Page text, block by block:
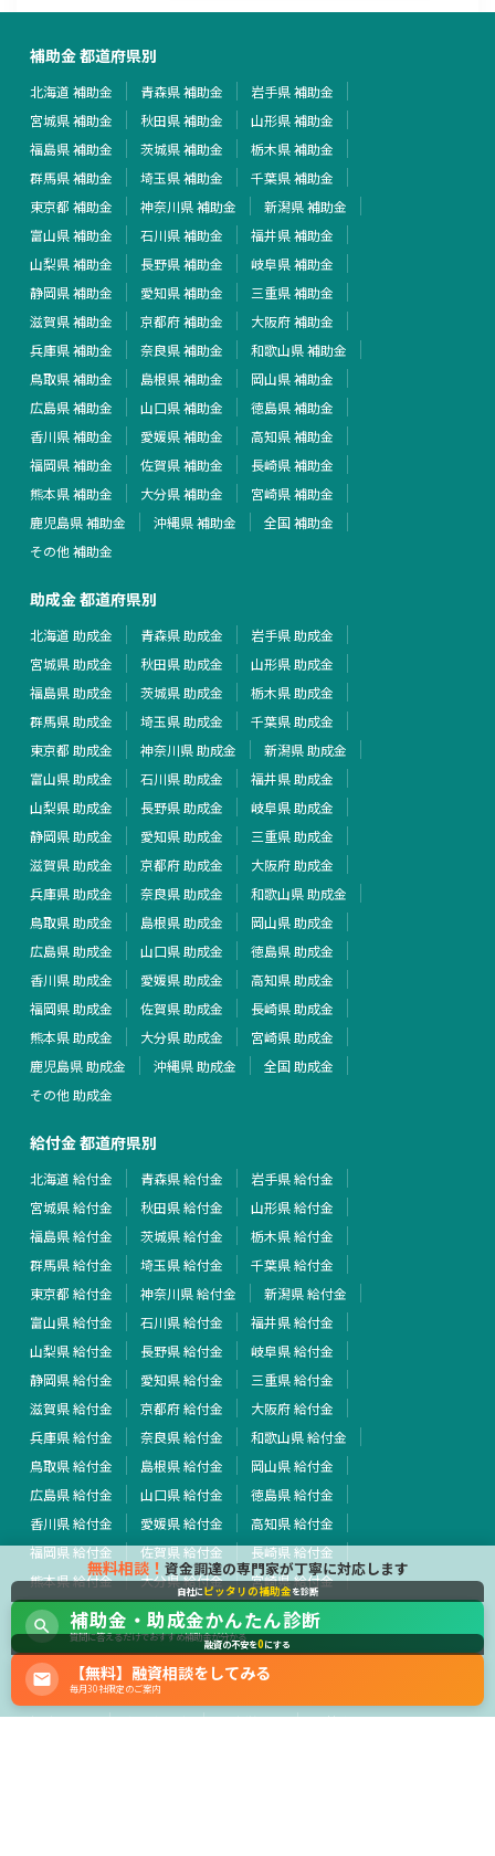
補助金 都道府県別
北海道 補助金 青森県 補助金
岩手県 補助金
宮城県 補助金
秋田県 補助金
山形県 補助金
福島県 補助金
茨城県 補助金
栃木県 補助金
群馬県 補助金
埼玉県 補助金
千葉県 補助金
東京都 補助金
神奈川県 補助金
新潟県 補助金
富山県 補助金
石川県 補助金
福井県 補助金
山梨県 補助金
長野県 補助金
岐阜県 補助金
静岡県 補助金
愛知県 補助金
三重県 補助金
滋賀県 補助金
京都府 補助金
大阪府 補助金
兵庫県 補助金
奈良県 補助金
和歌山県 補助金
鳥取県 補助金
島根県 補助金
岡山県 補助金
広島県 補助金
山口県 補助金
徳島県 補助金
香川県 補助金
愛媛県 補助金
高知県 補助金
福岡県 補助金
佐賀県 補助金
長崎県 補助金
熊本県 補助金
大分県 補助金
宮崎県 補助金
鹿児島県 補助金
沖縄県 補助金
全国 補助金
その他 補助金
助成金 都道府県別
北海道 助成金 青森県 助成金
岩手県 助成金
宮城県 助成金
秋田県 助成金
山形県 助成金
福島県 助成金
茨城県 助成金
栃木県 助成金
群馬県 助成金
埼玉県 助成金
千葉県 助成金
東京都 助成金
神奈川県 助成金
新潟県 助成金
富山県 助成金
石川県 助成金
福井県 助成金
山梨県 助成金
長野県 助成金
岐阜県 助成金
静岡県 助成金
愛知県 助成金
三重県 助成金
滋賀県 助成金
京都府 助成金
大阪府 助成金
兵庫県 助成金
奈良県 助成金
和歌山県 助成金
鳥取県 助成金
島根県 助成金
岡山県 助成金
広島県 助成金
山口県 助成金
徳島県 助成金
香川県 助成金
愛媛県 助成金
高知県 助成金
福岡県 助成金
佐賀県 助成金
長崎県 助成金
熊本県 助成金
大分県 助成金
宮崎県 助成金
鹿児島県 助成金
沖縄県 助成金
全国 助成金
その他 助成金
給付金 都道府県別
北海道 給付金 青森県 給付金
岩手県 給付金
宮城県 給付金
秋田県 給付金
山形県 給付金
福島県 給付金
茨城県 給付金
栃木県 給付金
群馬県 給付金
埼玉県 給付金
千葉県 給付金
東京都 給付金
神奈川県 給付金
新潟県 給付金
富山県 給付金
石川県 給付金
福井県 給付金
山梨県 給付金
長野県 給付金
岐阜県 給付金
静岡県 給付金
愛知県 給付金
三重県 給付金
滋賀県 給付金
京都府 給付金
大阪府 給付金
兵庫県 給付金
奈良県 給付金
和歌山県 給付金
鳥取県 給付金
島根県 給付金
岡山県 給付金
広島県 給付金
山口県 給付金
徳島県 給付金
香川県 給付金
愛媛県 給付金
高知県 給付金
福岡県 給付金
佐賀県 給付金
長崎県 給付金
熊本県 給付金
大分県 給付金
宮崎県 給付金
鹿児島県 給付金
沖縄県 給付金
全国 給付金
その他 給付金
行政・外部団体
経済産業省 中小企業庁 厚生労働省 農林水産省
無料相談！ 資金調達の専門家が丁寧に対応します
自社にピッタリの補助金を診断
補助金・助成金かんたん診断
質問に答えるだけでおすすめ補助金が分かる
融資の不安を0にする
【無料】融資相談をしてみる
毎月30社限定のご案内